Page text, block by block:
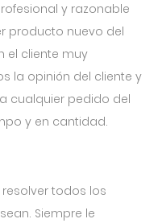
y razonable
producto nuevo del
el cliente muy
la opinión del cliente y
cualquier pedido del
y en cantidad.
todos los
Siempre le